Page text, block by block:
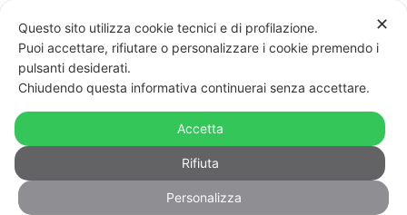
Saetta rossa, la graphic novel queer a
5 anni dalla morte di David Bowie
✕
Questo sito utilizza cookie tecnici e di profilazione.
Puoi accettare, rifiutare o personalizzare i cookie premendo i
pulsanti desiderati.
Chiudendo questa informativa continuerai senza accettare.
Accetta
Rifiuta
Personalizza